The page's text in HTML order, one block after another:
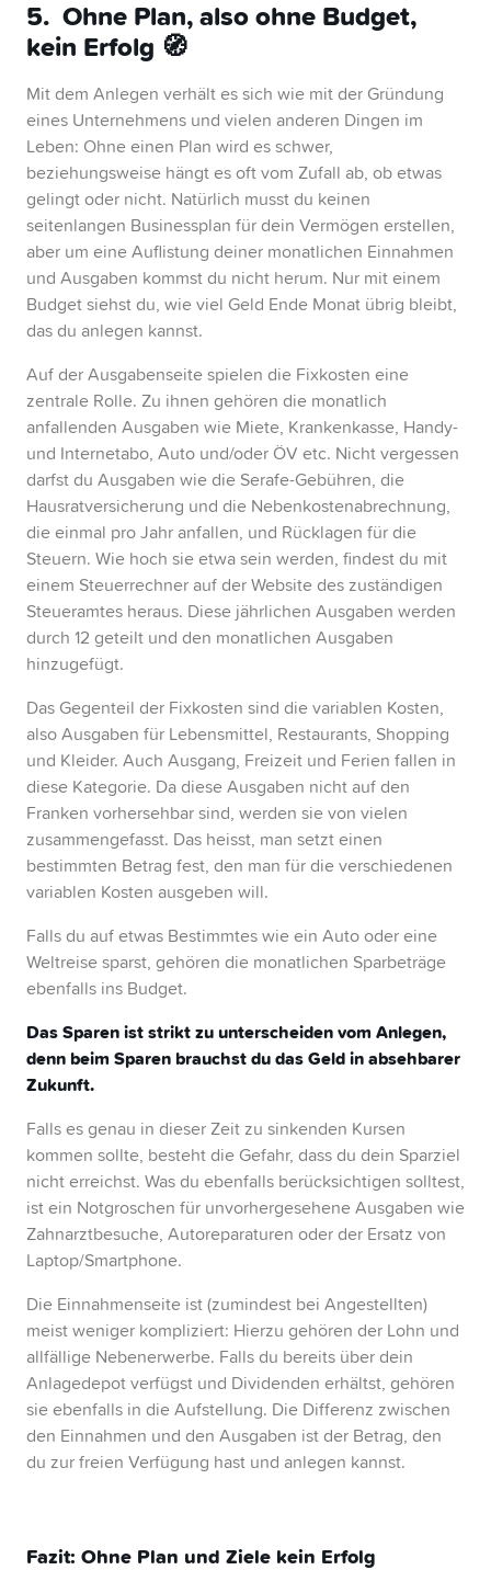
5. Ohne Plan, also ohne Budget,
kein Erfolg 🧭
Mit dem Anlegen verhält es sich wie mit der Gründung
eines Unternehmens und vielen anderen Dingen im
Leben: Ohne einen Plan wird es schwer,
beziehungsweise hängt es oft vom Zufall ab, ob etwas
gelingt oder nicht. Natürlich musst du keinen
seitenlangen Businessplan für dein Vermögen erstellen,
aber um eine Auflistung deiner monatlichen Einnahmen
und Ausgaben kommst du nicht herum. Nur mit einem
Budget siehst du, wie viel Geld Ende Monat übrig bleibt,
das du anlegen kannst.
Auf der Ausgabenseite spielen die Fixkosten eine
zentrale Rolle. Zu ihnen gehören die monatlich
anfallenden Ausgaben wie Miete, Krankenkasse, Handy-
und Internetabo, Auto und/oder ÖV etc. Nicht vergessen
darfst du Ausgaben wie die Serafe-Gebühren, die
Hausratversicherung und die Nebenkostenabrechnung,
die einmal pro Jahr anfallen, und Rücklagen für die
Steuern. Wie hoch sie etwa sein werden, findest du mit
einem Steuerrechner auf der Website des zuständigen
Steueramtes heraus. Diese jährlichen Ausgaben werden
durch 12 geteilt und den monatlichen Ausgaben
hinzugefügt.
Das Gegenteil der Fixkosten sind die variablen Kosten,
also Ausgaben für Lebensmittel, Restaurants, Shopping
und Kleider. Auch Ausgang, Freizeit und Ferien fallen in
diese Kategorie. Da diese Ausgaben nicht auf den
Franken vorhersehbar sind, werden sie von vielen
zusammengefasst. Das heisst, man setzt einen
bestimmten Betrag fest, den man für die verschiedenen
variablen Kosten ausgeben will.
Falls du auf etwas Bestimmtes wie ein Auto oder eine
Weltreise sparst, gehören die monatlichen Sparbeträge
ebenfalls ins Budget.
Das Sparen ist strikt zu unterscheiden vom Anlegen,
denn beim Sparen brauchst du das Geld in absehbarer
Zukunft.
Falls es genau in dieser Zeit zu sinkenden Kursen
kommen sollte, besteht die Gefahr, dass du dein Sparziel
nicht erreichst. Was du ebenfalls berücksichtigen solltest,
ist ein Notgroschen für unvorhergesehene Ausgaben wie
Zahnarztbesuche, Autoreparaturen oder der Ersatz von
Laptop/Smartphone.
Die Einnahmenseite ist (zumindest bei Angestellten)
meist weniger kompliziert: Hierzu gehören der Lohn und
allfällige Nebenerwerbe. Falls du bereits über dein
Anlagedepot verfügst und Dividenden erhältst, gehören
sie ebenfalls in die Aufstellung. Die Differenz zwischen
den Einnahmen und den Ausgaben ist der Betrag, den
du zur freien Verfügung hast und anlegen kannst.
Fazit: Ohne Plan und Ziele kein Erfolg